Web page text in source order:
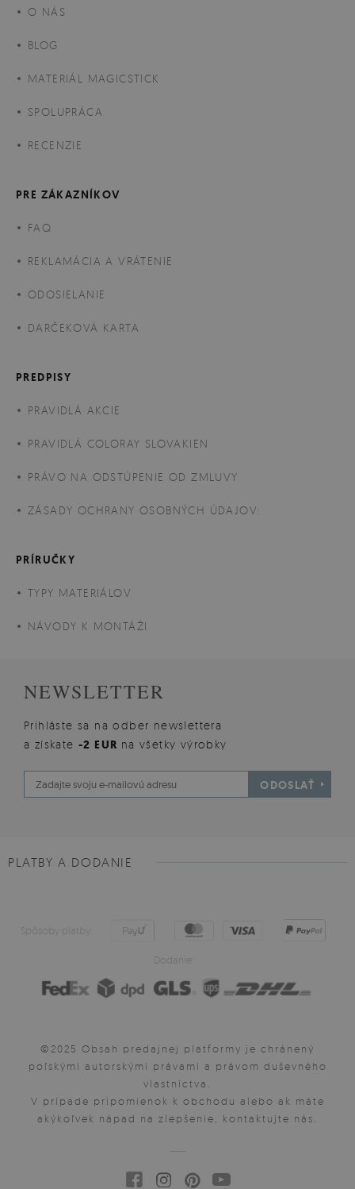
O NÁS
BLOG
MATERIÁL MAGICSTICK
SPOLUPRÁCA
RECENZIE
PRE ZÁKAZNÍKOV
FAQ
REKLAMÁCIA A VRÁTENIE
ODOSIELANIE
DARČEKOVÁ KARTA
PREDPISY
PRAVIDLÁ AKCIE
PRAVIDLÁ COLORAY SLOVAKIEN
PRÁVO NA ODSTÚPENIE OD ZMLUVY
ZÁSADY OCHRANY OSOBNÝCH ÚDAJOV:
PRÍRUČKY
TYPY MATERIÁLOV
NÁVODY K MONTÁŽI
NEWSLETTER
Prihláste sa na odber newslettera
a získate -2 EUR na všetky výrobky
ODOSLAŤ
PLATBY A DODANIE
Spôsoby platby:
Dodanie:
©2025 Obsah predajnej platformy je chránený
poľskými autorskými právami a právom duševného
vlastníctva.
V prípade pripomienok k obchodu alebo ak máte
akýkoľvek nápad na zlepšenie, kontaktujte nás.